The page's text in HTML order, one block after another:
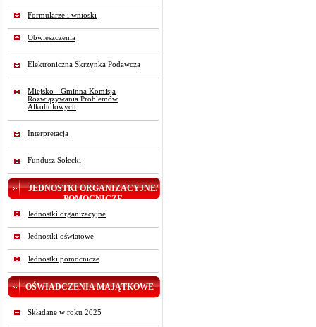
Formularze i wnioski
Obwieszczenia
Elektroniczna Skrzynka Podawcza
Miejsko - Gminna Komisja
Rozwiązywania Problemów
Alkoholowych
Interpretacja
Fundusz Sołecki
JEDNOSTKI ORGANIZACYJNE/
POMOCNICZE
Jednostki organizacyjne
Jednostki oświatowe
Jednostki pomocnicze
OŚWIADCZENIA MAJĄTKOWE
Składane w roku 2025